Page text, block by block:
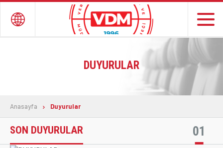
TR
DERNEK ve ÜYELER
İLETİŞİM
DUYURULAR
Anasayfa Duyurular
SON DUYURULAR 01